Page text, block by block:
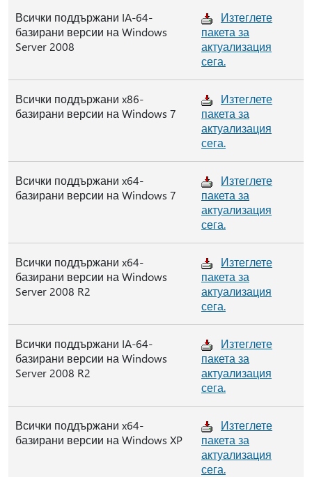
Всички поддържани IA-64-
базирани версии на Windows
Server 2008
Изтеглете
пакета за
актуализация
сега.
Всички поддържани x86-
базирани версии на Windows 7
Изтеглете
пакета за
актуализация
сега.
Всички поддържани x64-
базирани версии на Windows 7
Изтеглете
пакета за
актуализация
сега.
Всички поддържани x64-
базирани версии на Windows
Server 2008 R2
Изтеглете
пакета за
актуализация
сега.
Всички поддържани IA-64-
базирани версии на Windows
Server 2008 R2
Изтеглете
пакета за
актуализация
сега.
Всички поддържани x64-
базирани версии на Windows XP
Изтеглете
пакета за
актуализация
сега.